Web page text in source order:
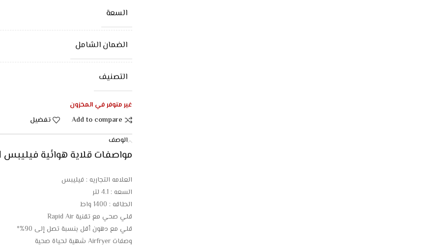
السعة
الضمان الشامل
التصنيف
غير متوفر في المخزون
Add to compare
تفضيل
الوصف
مواصفات قلاية هوائية فيليبس 4.1 لتر – 1400 واط – أبيض :
العلامه التجاريه : فيليبس
السعه : 4.1 لتر
الطاقه : 1400 واط
قلي صحي مع تقنية Rapid Air
قلي مع دهون أقل بنسبة تصل إلى 90%*
وصفات Airfryer شهية لحياة صحية